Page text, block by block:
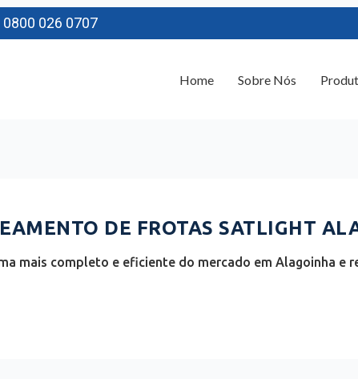
0800 026 0707
DE FROTAS SATLIGHT
mais completo e eficiente do mercado em Alagoinha e